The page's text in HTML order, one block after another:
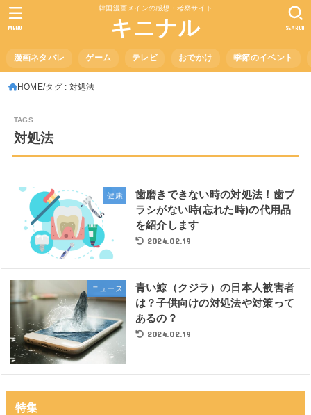
韓国漫画メインの感想・考察サイト
キニナル
漫画ネタバレ ゲーム テレビ おでかけ 季節のイベント
SEARCH
MENU
HOME タグ : 対処法
対処法
健康
歯磨きできない時の対処法！歯ブ
ラシがない時(忘れた時)の代用品
を紹介します
2024.02.19
ニュース
青い鯨（クジラ）の日本人被害者
は？子供向けの対処法や対策って
あるの？
2024.02.19
特集